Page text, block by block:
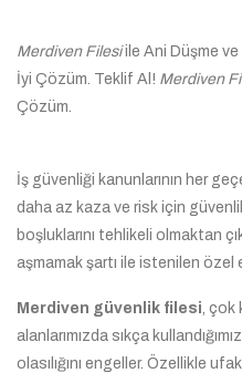
Merdiven Filesiile Ani Düşme ve
İyi Çözüm. Teklif Al! Merdiven
Çözüm.
İş güvenliği kanunlarının her
daha az kaza ve risk için
boşluklarını tehlikeli olmaktan
aşmamak şartı ile istenilen
Merdiven güvenlik filesi , çok
alanlarımızda sıkça
olasılığını engeller. Özellikle